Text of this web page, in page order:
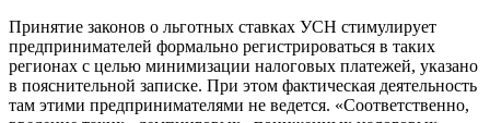
Принятие законов о льготных ставках УСН стимулирует
предпринимателей формально регистрироваться в таких
регионах с целью минимизации налоговых платежей, указано
в пояснительной записке. При этом фактическая деятельность
там этими предпринимателями не ведется. «Соответственно,